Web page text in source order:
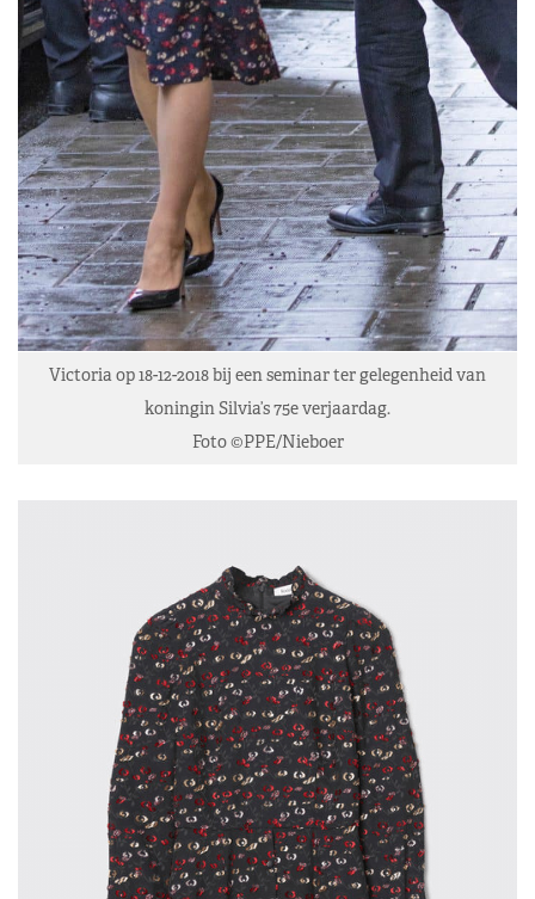
Victoria op 18-12-2018 bij een seminar ter gelegenheid van
koningin Silvia’s 75e verjaardag.
Foto ©PPE/Nieboer